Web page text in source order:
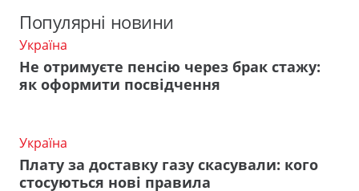
Популярні новини
Україна
Не отримуєте пенсію через брак стажу:
як оформити посвідчення
Україна
Плату за доставку газу скасували: кого
стосуються нові правила